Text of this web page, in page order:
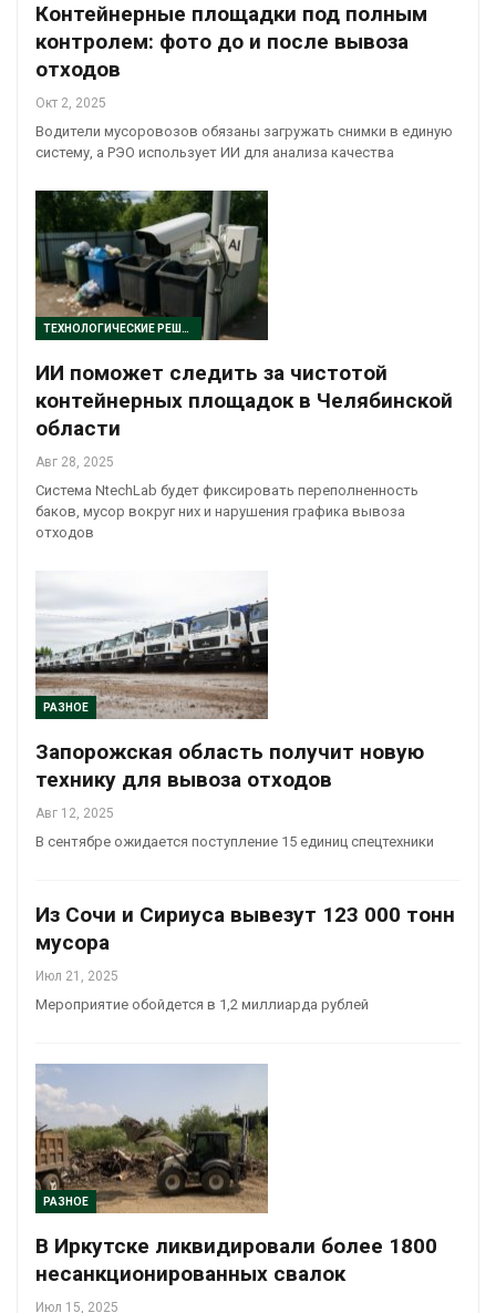
Контейнерные площадки под полным
контролем: фото до и после вывоза
отходов
Окт 2, 2025
Водители мусоровозов обязаны загружать снимки в единую
систему, а РЭО использует ИИ для анализа качества
ТЕХНОЛОГИЧЕСКИЕ РЕШЕНИЯ
ИИ поможет следить за чистотой
контейнерных площадок в Челябинской
области
Авг 28, 2025
Система NtechLab будет фиксировать переполненность
баков, мусор вокруг них и нарушения графика вывоза
отходов
РАЗНОЕ
Запорожская область получит новую
технику для вывоза отходов
Авг 12, 2025
В сентябре ожидается поступление 15 единиц спецтехники
Из Сочи и Сириуса вывезут 123 000 тонн
мусора
Июл 21, 2025
Мероприятие обойдется в 1,2 миллиарда рублей
РАЗНОЕ
В Иркутске ликвидировали более 1800
несанкционированных свалок
Июл 15, 2025